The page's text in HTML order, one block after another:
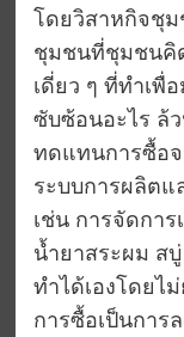
โดยวิสาหกิจชุ
ชุมชนที่ชุมชนคิด
เดี่ยว ๆ ที่ทำเพื่
ซับซ้อนอะไร ล้
ทดแทนการซื้อจ
ระบบการผลิตแ
เช่น การจัดการ
น้ำยาสระผม ส
ทำได้เองโดยไ
การซื้อเป็นการ